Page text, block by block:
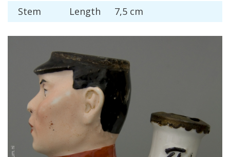
Stem
Length 7,5 cm